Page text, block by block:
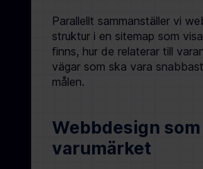
Parallellt sammanställer vi
struktur i en sitemap som
finns, hur de relaterar till
vägar som ska vara
målen.
Webbdesign
varumärket